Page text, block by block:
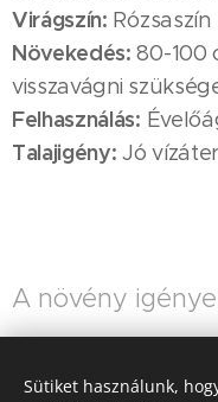
Virágszín: Rózsaszín
Növekedés:80-100
visszavágni
Felhasználás:
Talajigény:Jó
A növény
Víz
Sütiket használunk,